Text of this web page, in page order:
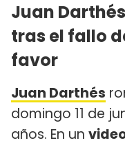
Juan
tras el fallo
favor
Juan Darthés
domingo 11 de
años. En un